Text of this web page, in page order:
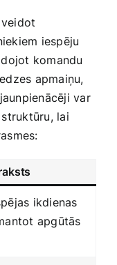
iespēju
komandu
apmaiņu,
var
​lai
ikdienas
apgūtās